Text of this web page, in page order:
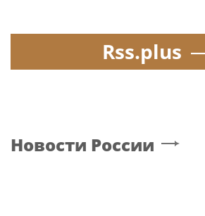
Rss.plus
Новости России